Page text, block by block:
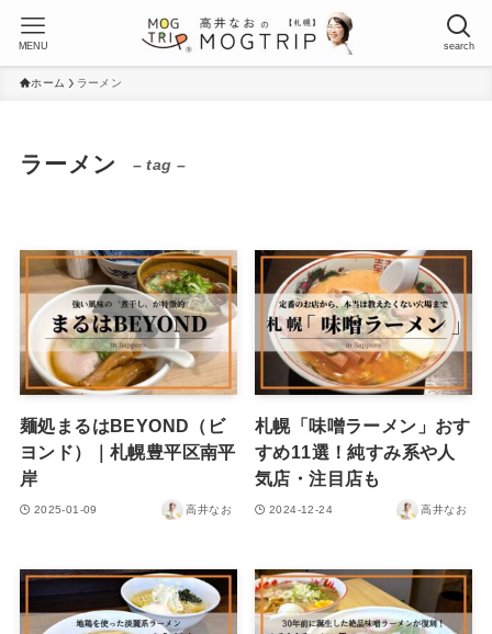
search
MENU
ホーム ラーメン
ラーメン – tag –
麺処まるはBEYOND（ビ
ヨンド）｜札幌豊平区南平
岸
2025-01-09 高井なお
札幌「味噌ラーメン」おす
すめ11選！純すみ系や人
気店・注目店も
2024-12-24 高井なお